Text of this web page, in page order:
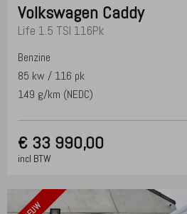
Volkswagen Caddy
Life 1.5 TSI 116Pk
Benzine
85 kw / 116 pk
149 g/km (NEDC)
€ 33 990,00
incl BTW